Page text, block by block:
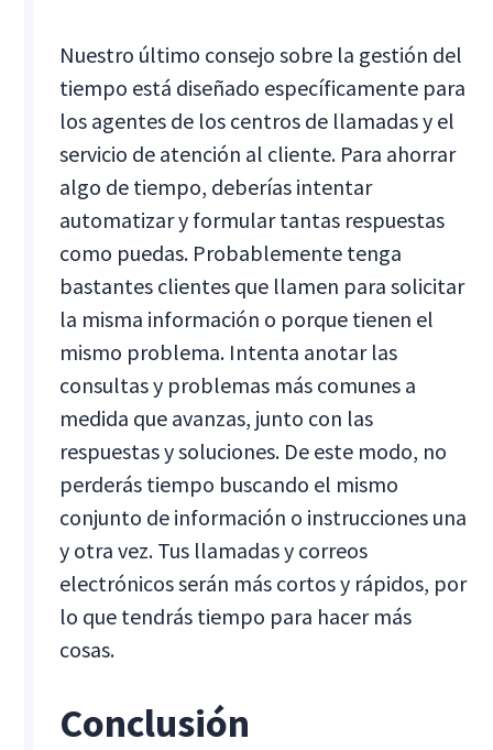
Nuestro último consejo sobre la gestión del
tiempo está diseñado específicamente para
los agentes de los centros de llamadas y el
servicio de atención al cliente. Para ahorrar
algo de tiempo, deberías intentar
automatizar y formular tantas respuestas
como puedas. Probablemente tenga
bastantes clientes que llamen para solicitar
la misma información o porque tienen el
mismo problema. Intenta anotar las
consultas y problemas más comunes a
medida que avanzas, junto con las
respuestas y soluciones. De este modo, no
perderás tiempo buscando el mismo
conjunto de información o instrucciones una
y otra vez. Tus llamadas y correos
electrónicos serán más cortos y rápidos, por
lo que tendrás tiempo para hacer más
cosas.
Conclusión